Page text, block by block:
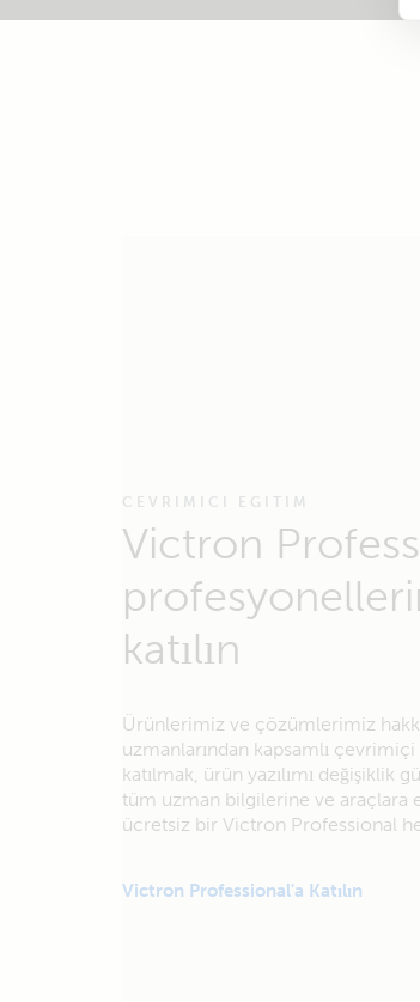
CEVRIMICI EGITIM
Victron
katılın
Ürünlerimiz ve çözümlerimiz
uzmanlarından kapsamlı
katılmak, ürün yazılımı değişiklik
tüm uzman bilgilerine ve araçlara
ücretsiz bir Victron Professional
Victron Professional'a Katılın